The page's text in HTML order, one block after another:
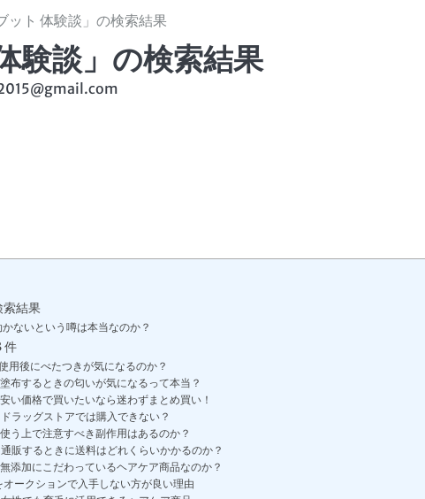
ット 体験談」の検索結果
験談」の検索結果
索結果
ないという噂は本当なのか？
件
用後にべたつきが気になるのか？
布するときの匂いが気になるって本当？
い価格で買いたいなら迷わずまとめ買い！
ラッグストアでは購入できない？
う上で注意すべき副作用はあるのか？
販するときに送料はどれくらいかかるのか？
添加にこだわっているヘアケア商品なのか？
ークションで入手しない方が良い理由